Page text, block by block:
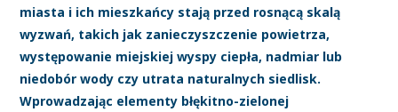
miasta i ich mieszkańcy stają przed rosnącą skalą
wyzwań, takich jak zanieczyszczenie powietrza,
występowanie miejskiej wyspy ciepła, nadmiar lub
niedobór wody czy utrata naturalnych siedlisk.
Wprowadzając elementy błękitno-zielonej